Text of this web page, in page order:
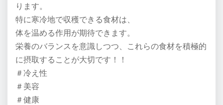
ります。
特に寒冷地で収穫できる食材は、
体を温める作用が期待できます。
栄養のバランスを意識しつつ、これらの食材を積極的
に摂取することが大切です！！
＃冷え性
＃美容
＃健康